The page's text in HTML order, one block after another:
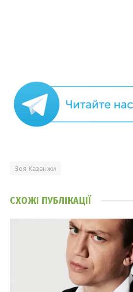
Зоя Казанжи
СХОЖІ ПУБЛІКАЦІЇ